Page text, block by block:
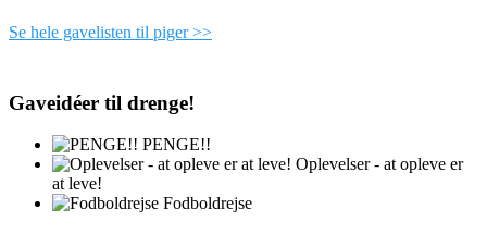
Se hele gavelisten til piger >>
Gaveidéer til drenge!
PENGE!!
Oplevelser - at opleve er
at leve!
Fodboldrejse